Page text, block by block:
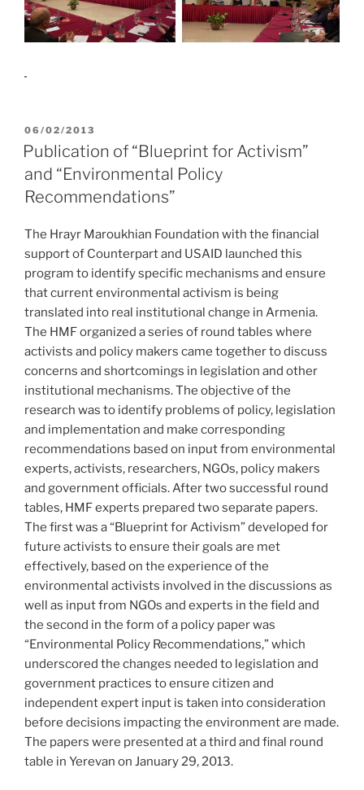
POSTED
ON
06/02/2013
Publication of “Blueprint for Activism”
and “Environmental Policy
Recommendations”
The Hrayr Maroukhian Foundation with the financial
support of Counterpart and USAID launched this
program to identify specific mechanisms and ensure
that current environmental activism is being
translated into real institutional change in Armenia.
The HMF organized a series of round tables where
activists and policy makers came together to discuss
concerns and shortcomings in legislation and other
institutional mechanisms. The objective of the
research was to identify problems of policy, legislation
and implementation and make corresponding
recommendations based on input from environmental
experts, activists, researchers, NGOs, policy makers
and government officials. After two successful round
tables, HMF experts prepared two separate papers.
The first was a “Blueprint for Activism” developed for
future activists to ensure their goals are met
effectively, based on the experience of the
environmental activists involved in the discussions as
well as input from NGOs and experts in the field and
the second in the form of a policy paper was
“Environmental Policy Recommendations,” which
underscored the changes needed to legislation and
government practices to ensure citizen and
independent expert input is taken into consideration
before decisions impacting the environment are made.
The papers were presented at a third and final round
table in Yerevan on January 29, 2013.